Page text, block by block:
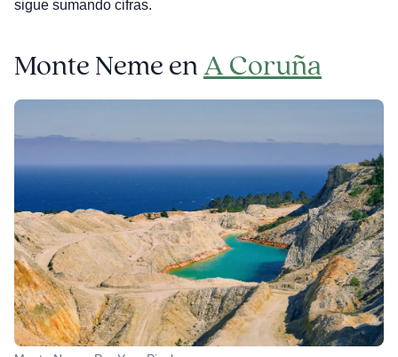
sigue sumando cifras.
Monte Neme enA Coruña